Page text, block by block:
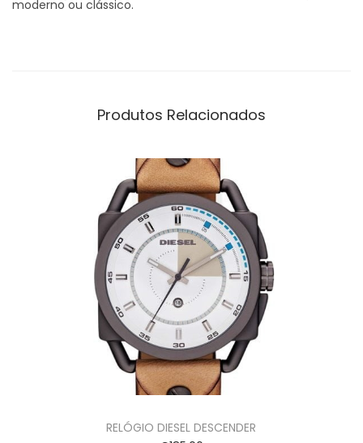
moderno ou clássico.
Produtos Relacionados
RELÓGIO DIESEL DESCENDER